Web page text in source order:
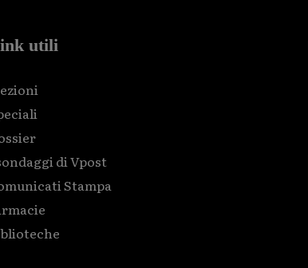
utili
di Vpost
Stampa